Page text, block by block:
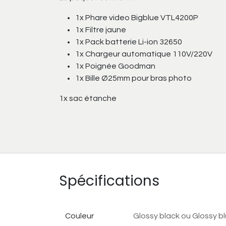
1x Phare video Bigblue VTL4200P
1x Filtre jaune
1x Pack batterie Li-ion 32650
1x Chargeur automatique 110V/220V
1x Poignée Goodman
1x Bille Ø25mm pour bras photo
1x sac étanche
Spécifications
Couleur Glossy black ou Glossy